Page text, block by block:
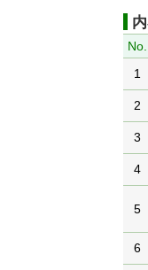
No.
1
2
3
4
5
6